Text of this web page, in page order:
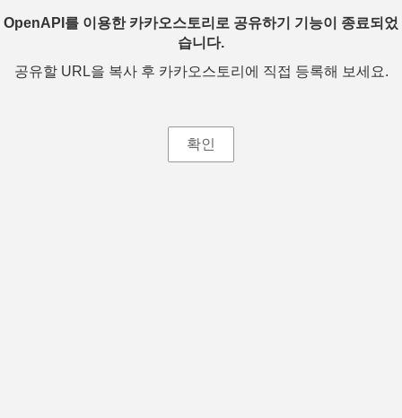
OpenAPI를 이용한 카카오스토리로 공유하기 기능이 종료되었
습니다.
공유할 URL을 복사 후 카카오스토리에 직접 등록해 보세요.
확인